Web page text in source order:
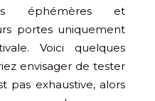
éphémères et
portes uniquement
Voici quelques
envisager de tester
pas exhaustive, alors